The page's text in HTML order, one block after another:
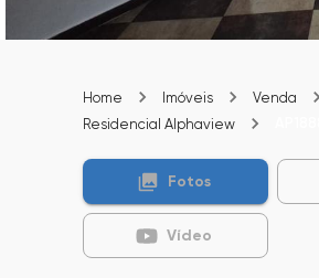
Home Imóveis Venda
Residencial Alphaview
Fotos
Vídeo